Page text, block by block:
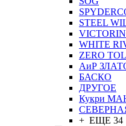
STEEL
WHITE
ZERO
АиР
БАСКО
ДРУГОЕ
Кукри
+ ЕЩЕ 34